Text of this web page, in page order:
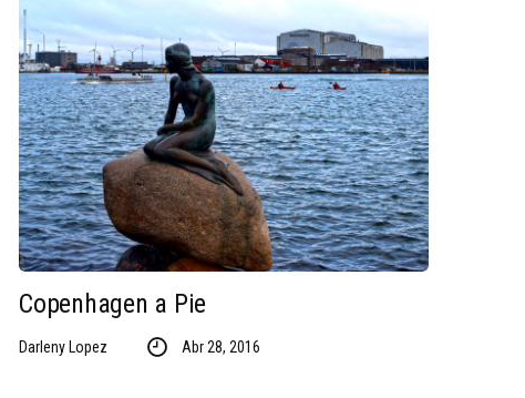
Copenhagen a Pie
Darleny Lopez Abr 28, 2016